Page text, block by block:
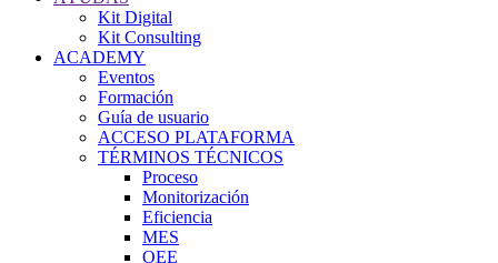
Kit Digital
Kit Consulting
ACADEMY
Eventos
Formación
Guía de usuario
ACCESO PLATAFORMA
TÉRMINOS TÉCNICOS
Proceso
Monitorización
Eficiencia
MES
OEE